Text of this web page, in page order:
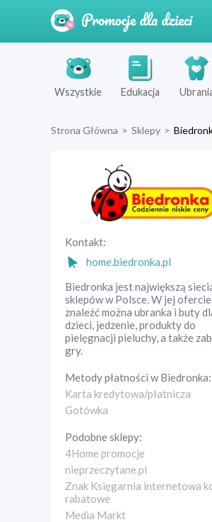
Wszystkie Edukacja
Strona Główna > Sklepy >
Kontakt:
home.biedronka.pl
Biedronka jest największą
sklepów w Polsce. W jej ofercie
znaleźć można ubranka i buty
dzieci, jedzenie, produkty do
pielęgnacji pieluchy, a także
gry.
Metody płatności wBiedronka:
Karta kredytowa/płatnicza
Gotówka
Podobne sklepy:
4Home promocje
nieprzeczytane.pl
Znak Księgarnia internetowa
rabatowe
Media Markt